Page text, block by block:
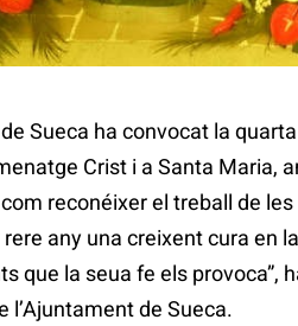
Sueca ha convocat la
Crist i a Santa Maria,
reconéixer el treball de
any una creixent cura en
que la seua fe els provoca”,
l’Ajuntament de Sueca.